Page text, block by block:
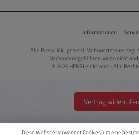
Informationen
Alle Preise inkl. gesetzl. Mehrwertsteuer zzgl.
Nachnahmegebühren, wenn nicht
© 2026 HENRI elektronik - Alle
Vertrag widerrufen
Diese Website verwendet Cookies, um eine